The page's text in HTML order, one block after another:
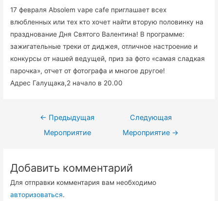
17 февраля Absolem vape cafe приглашает всех
влюбленных или тех кто хочет найти вторую половинку на
празднование Дня Святого Валентина! В программе:
зажигательные треки от диджея, отличное настроение и
конкурсы от нашей ведущей, приз за фото «самая сладкая
парочка», отчет от фотографа и многое другое!
Адрес Галущака,2 начало в 20.00
← Предыдущая
Мероприятие
Следующая
Мероприятие →
Добавить комментарий
Для отправки комментария вам необходимо
авторизоваться.